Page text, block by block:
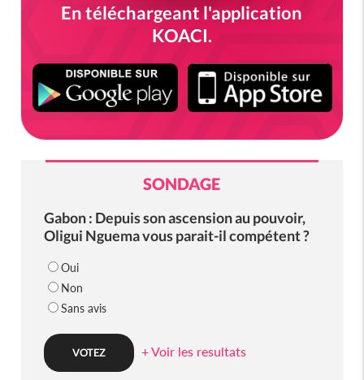
En téléchargeant l'application
KOACI.
SONDAGE
Gabon : Depuis son ascension au pouvoir,
Oligui Nguema vous parait-il compétent ?
Oui
Non
Sans avis
+ Voir les resultats